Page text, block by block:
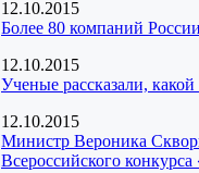
12.10.2015
Более 80 компаний
12.10.2015
Ученые рассказали,
12.10.2015
Министр Вероника
Всероссийского